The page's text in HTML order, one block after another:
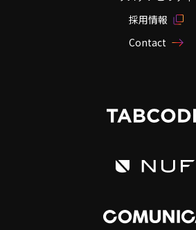
採用情報
Contact